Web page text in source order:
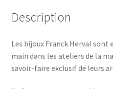
Description
Les bijoux Franck Herval
main dans les ateliers de la
savoir-faire exclusif de leurs